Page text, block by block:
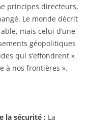
principes directeurs,
Le monde décrit
mais celui d’une
géopolitiques
qui s’effondrent »
à nos frontières ».
la sécurité : La